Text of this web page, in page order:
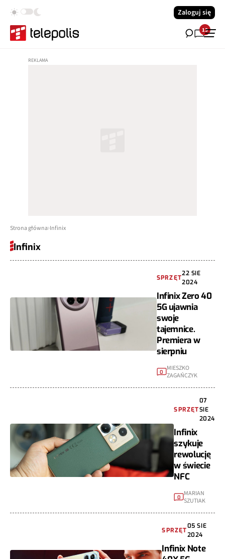
Zaloguj się
13
Strona główna Infinix
Infinix
SPRZĘT
22 SIE
2024
Infinix Zero 40
5G ujawnia
swoje
tajemnice.
Premiera w
sierpniu
0
MIESZKO
ZAGAŃCZYK
SPRZĘT
07
SIE
2024
Infinix
szykuje
rewolucję
w świecie
NFC
0
MARIAN
SZUTIAK
SPRZĘT
05 SIE
2024
Infinix Note